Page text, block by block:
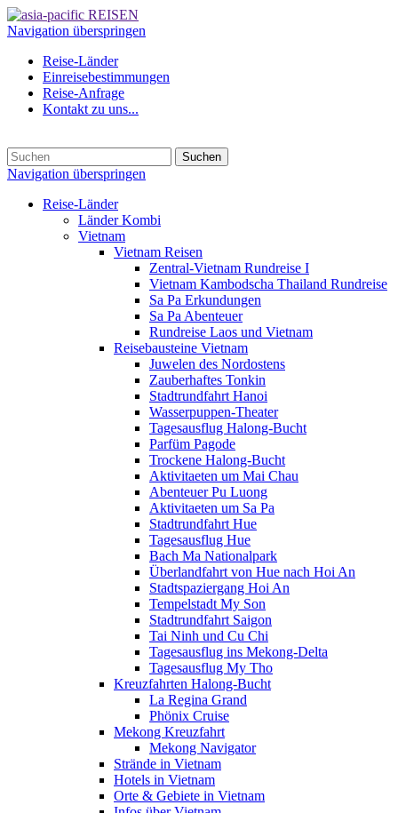
Navigation überspringen
Reise-Länder
Einreisebestimmungen
Reise-Anfrage
Kontakt zu uns...
Suchen
Navigation überspringen
Reise-Länder
Länder Kombi
Vietnam
Vietnam Reisen
Zentral-Vietnam Rundreise I
Vietnam Kambodscha Thailand Rundreise
Sa Pa Erkundungen
Sa Pa Abenteuer
Rundreise Laos und Vietnam
Reisebausteine Vietnam
Juwelen des Nordostens
Zauberhaftes Tonkin
Stadtrundfahrt Hanoi
Wasserpuppen-Theater
Tagesausflug Halong-Bucht
Parfüm Pagode
Trockene Halong-Bucht
Aktivitaeten um Mai Chau
Abenteuer Pu Luong
Aktivitaeten um Sa Pa
Stadtrundfahrt Hue
Tagesausflug Hue
Bach Ma Nationalpark
Überlandfahrt von Hue nach Hoi An
Stadtspaziergang Hoi An
Tempelstadt My Son
Stadtrundfahrt Saigon
Tai Ninh und Cu Chi
Tagesausflug ins Mekong-Delta
Tagesausflug My Tho
Kreuzfahrten Halong-Bucht
La Regina Grand
Phönix Cruise
Mekong Kreuzfahrt
Mekong Navigator
Strände in Vietnam
Hotels in Vietnam
Orte & Gebiete in Vietnam